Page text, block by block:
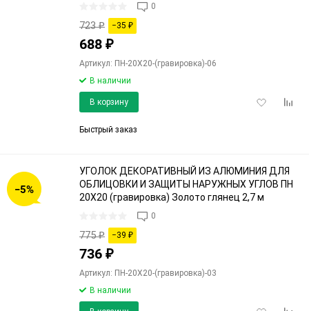
0
723₽ −35 ₽
688 ₽
Артикул: ПН-20Х20-(гравировка)-06
В наличии
Добавить
В корзину
Быстрый заказ
−5%
УГОЛОК ДЕКОРАТИВНЫЙ ИЗ АЛЮМИНИЯ ДЛЯ
ОБЛИЦОВКИ И ЗАЩИТЫ НАРУЖНЫХ УГЛОВ ПН
20Х20 (гравировка) Золото глянец 2,7 м
0
775₽ −39 ₽
736 ₽
Артикул: ПН-20Х20-(гравировка)-03
В наличии